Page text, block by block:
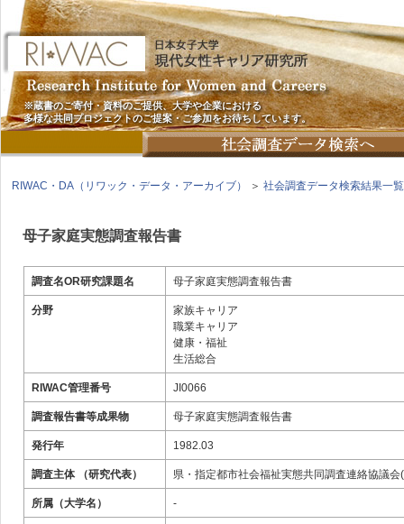
※蔵書のご寄付・資料のご提供、大学や企業における
多様な共同プロジェクトのご提案・ご参加をお待ちしています。
RIWAC・DA（リワック・データ・アーカイブ） ＞ 社会調査データ検索結果一覧
母子家庭実態調査報告書
調査名OR研究課題名 母子家庭実態調査報告書
分野
家族キャリア
職業キャリア
健康・福祉
生活総合
RIWAC管理番号 JI0066
調査報告書等成果物 母子家庭実態調査報告書
発行年 1982.03
調査主体 （研究代表） 県・指定都市社会福祉実態共同調査連絡協議
所属（大学名） -